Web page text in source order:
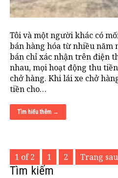
Tôi và một người khác có
bán hàng hóa từ nhiều năm
bán chỉ xác nhận trên điện
nhau, mọi hoạt động thu
chở hàng. Khi lái xe chở
tiền cho…
Tìm hiểu thêm →
1 of 2 1 2 Trang
Tìm kiếm